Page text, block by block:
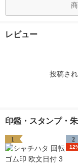
レビュー
投稿さ
印鑑・スタンプ・
1 2